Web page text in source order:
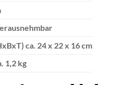
ca. 24 x 22 x 16 cm
1,2 kg